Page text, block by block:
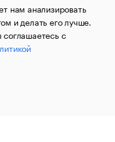
нам анализировать
и делать его лучше.
с